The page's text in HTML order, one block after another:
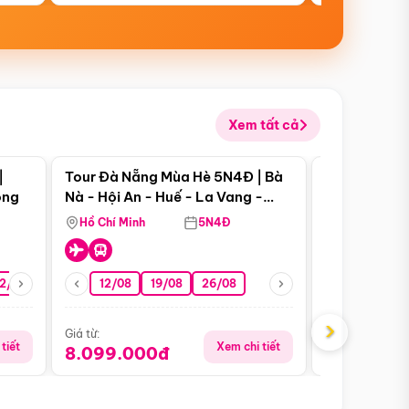
Xem tất cả
08 26/08 05/09 09/09 12/09
tiết
Điểm nổi bật
Tour Đà Nẵng Mùa Hè 5N4Đ | Bà
Nà - Hội An - Huế - La Vang -
Động Thiên Đường
Hồ Chí Minh 5N4Đ
12/08 19/08 26/08
Giá từ:
8.099.000đ Xem chi tiết
Giá từ:
›